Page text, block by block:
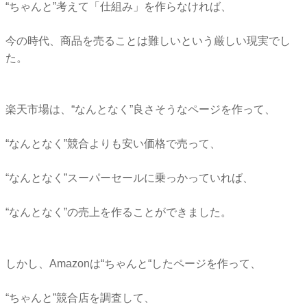
“ちゃんと”考えて「仕組み」を作らなければ、
今の時代、商品を売ることは難しいという厳しい現実でし
た。
楽天市場は、“なんとなく”良さそうなページを作って、
“なんとなく”競合よりも安い価格で売って、
“なんとなく”スーパーセールに乗っかっていれば、
“なんとなく”の売上を作ることができました。
しかし、Amazonは“ちゃんと“したページを作って、
“ちゃんと”競合店を調査して、